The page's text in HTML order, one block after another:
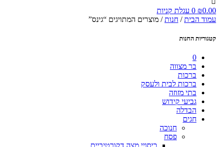
₪0.00
0 עגלת קניות
עמוד הבית/ חנות/ מוצרים המתויגים “גינס”
קטגוריות החנות
0
בר מצווה
ברכות
ברכות לבית ולעסק
בתי מזוזה
גביעי קידוש
הבדלה
חגים
חנוכה
פסח